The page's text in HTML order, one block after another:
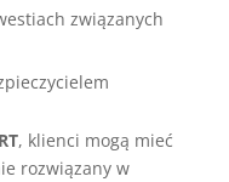
związanych
, klienci mogą mieć
rozwiązany w